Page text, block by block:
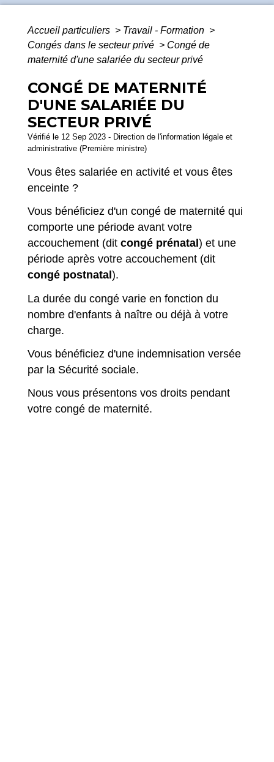
Accueil particuliers > Travail - Formation >
Congés dans le secteur privé > Congé de
maternité d'une salariée du secteur privé
CONGÉ DE MATERNITÉ
D'UNE SALARIÉE DU
SECTEUR PRIVÉ
Vérifié le 12 Sep 2023 - Direction de l'information légale et
administrative (Première ministre)
Vous êtes salariée en activité et vous êtes
enceinte ?
Vous bénéficiez d'un congé de maternité qui
comporte une période avant votre
accouchement (dit congé prénatal ) et une
période après votre accouchement (dit
congé postnatal ).
La durée du congé varie en fonction du
nombre d'enfants à naître ou déjà à votre
charge.
Vous bénéficiez d'une indemnisation versée
par la Sécurité sociale.
Nous vous présentons vos droits pendant
votre congé de maternité.